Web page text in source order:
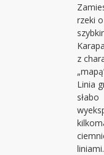
rzeki
z
Linia
słabo
liniami.